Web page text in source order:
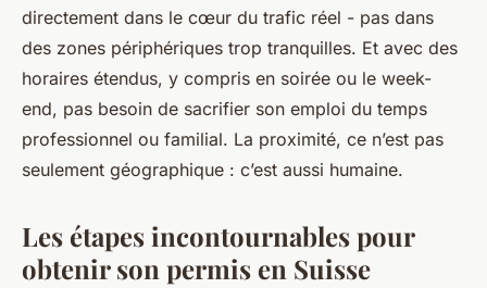
directement dans le cœur du trafic réel - pas dans
des zones périphériques trop tranquilles. Et avec des
horaires étendus, y compris en soirée ou le week-
end, pas besoin de sacrifier son emploi du temps
professionnel ou familial. La proximité, ce n’est pas
seulement géographique : c’est aussi humaine.
Les étapes incontournables pour
obtenir son permis en Suisse